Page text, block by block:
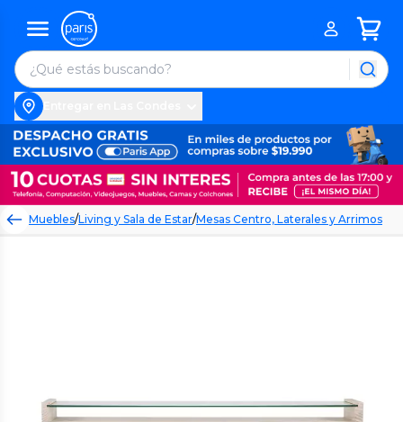
Muebles/Living y Sala de Estar/Mesas Centro, Laterales y Arrimos